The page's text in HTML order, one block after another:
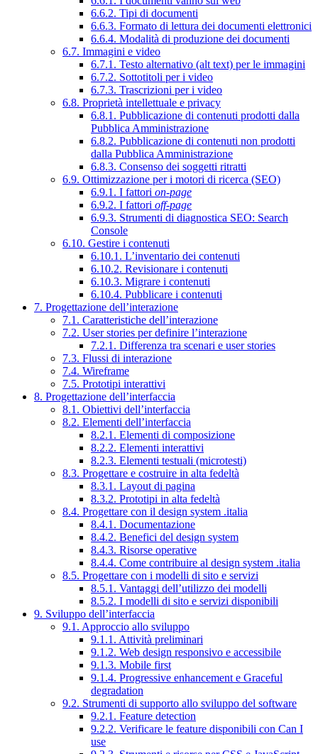
6.6.2. Tipi di documenti
6.6.3. Formato di lettura dei documenti elettronici
6.6.4. Modalità di produzione dei documenti
6.7. Immagini e video
6.7.1. Testo alternativo (alt text) per le immagini
6.7.2. Sottotitoli per i video
6.7.3. Trascrizioni per i video
6.8. Proprietà intellettuale e privacy
6.8.1. Pubblicazione di contenuti prodotti dalla
Pubblica Amministrazione
6.8.2. Pubblicazione di contenuti non prodotti
dalla Pubblica Amministrazione
6.8.3. Consenso dei soggetti ritratti
6.9. Ottimizzazione per i motori di ricerca (SEO)
6.9.1. I fattori on-page
6.9.2. I fattori off-page
6.9.3. Strumenti di diagnostica SEO: Search
Console
6.10. Gestire i contenuti
6.10.1. L’inventario dei contenuti
6.10.2. Revisionare i contenuti
6.10.3. Migrare i contenuti
6.10.4. Pubblicare i contenuti
7. Progettazione dell’interazione
7.1. Caratteristiche dell’interazione
7.2. User stories per definire l’interazione
7.2.1. Differenza tra scenari e user stories
7.3. Flussi di interazione
7.4. Wireframe
7.5. Prototipi interattivi
8. Progettazione dell’interfaccia
8.1. Obiettivi dell’interfaccia
8.2. Elementi dell’interfaccia
8.2.1. Elementi di composizione
8.2.2. Elementi interattivi
8.2.3. Elementi testuali (microtesti)
8.3. Progettare e costruire in alta fedeltà
8.3.1. Layout di pagina
8.3.2. Prototipi in alta fedeltà
8.4. Progettare con il design system .italia
8.4.1. Documentazione
8.4.2. Benefici del design system
8.4.3. Risorse operative
8.4.4. Come contribuire al design system .italia
8.5. Progettare con i modelli di sito e servizi
8.5.1. Vantaggi dell’utilizzo dei modelli
8.5.2. I modelli di sito e servizi disponibili
9. Sviluppo dell’interfaccia
9.1. Approccio allo sviluppo
9.1.1. Attività preliminari
9.1.2. Web design responsivo e accessibile
9.1.3. Mobile first
9.1.4. Progressive enhancement e Graceful
degradation
9.2. Strumenti di supporto allo sviluppo del software
9.2.1. Feature detection
9.2.2. Verificare le feature disponibili con Can I
use